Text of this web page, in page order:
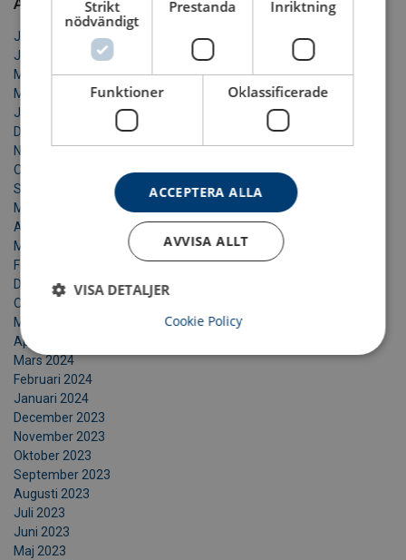
Juli 2026
Juni 2026
Maj 2026
Mars 2026
Januari 2026
December 2025
November 2025
Oktober 2025
September 2025
Maj 2025
April 2025
Mars 2025
Februari 2025
December 2024
Oktober 2024
Maj 2024
April 2024
Mars 2024
Februari 2024
Januari 2024
December 2023
November 2023
Oktober 2023
September 2023
Augusti 2023
Juli 2023
Juni 2023
Maj 2023
Strikt
nödvändigt
Prestanda Inriktning
Funktioner Oklassificerade
ACCEPTERA ALLA
AVVISA ALLT
VISA DETALJER
Cookie Policy